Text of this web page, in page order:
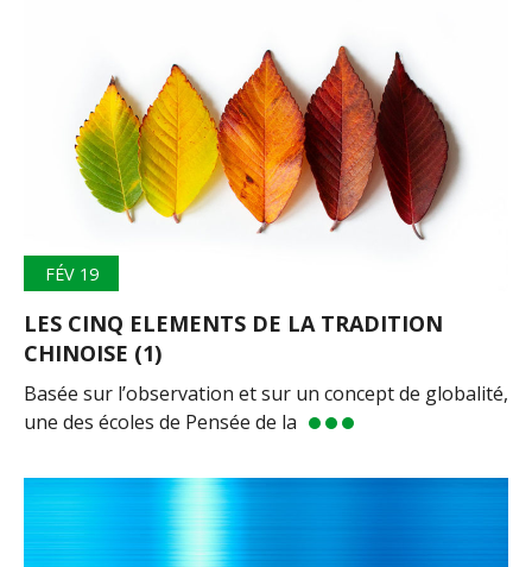
FÉV 19
LES CINQ ELEMENTS DE LA TRADITION
CHINOISE (1)
Basée sur l’observation et sur un concept de globalité,
une des écoles de Pensée de la